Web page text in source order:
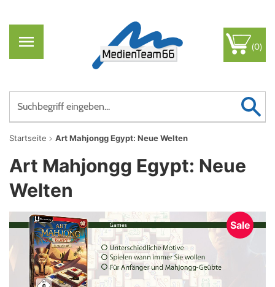
(0)
Startseite Art Mahjongg Egypt: Neue Welten
Art Mahjongg Egypt: Neue
Welten
Sale